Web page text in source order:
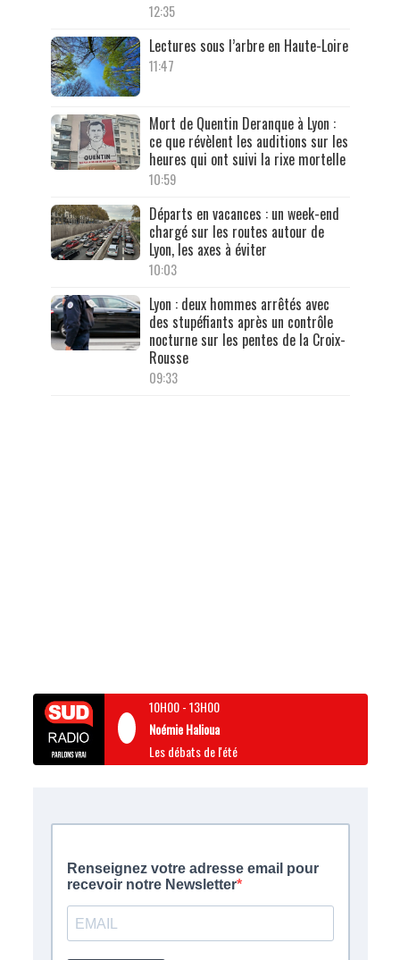
12:35
Lectures sous l’arbre en Haute-Loire
11:47
Mort de Quentin Deranque à Lyon :
ce que révèlent les auditions sur les
heures qui ont suivi la rixe mortelle
10:59
Départs en vacances : un week-end
chargé sur les routes autour de
Lyon, les axes à éviter
10:03
Lyon : deux hommes arrêtés avec
des stupéfiants après un contrôle
nocturne sur les pentes de la Croix-
Rousse
09:33
10H00-13H00
Noémie Halioua
Les débats de l'été